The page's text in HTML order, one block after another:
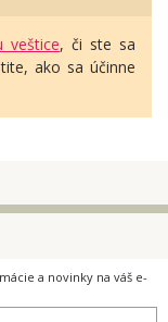
veštice, či ste sa
ako sa účinne
a novinky na váš e-